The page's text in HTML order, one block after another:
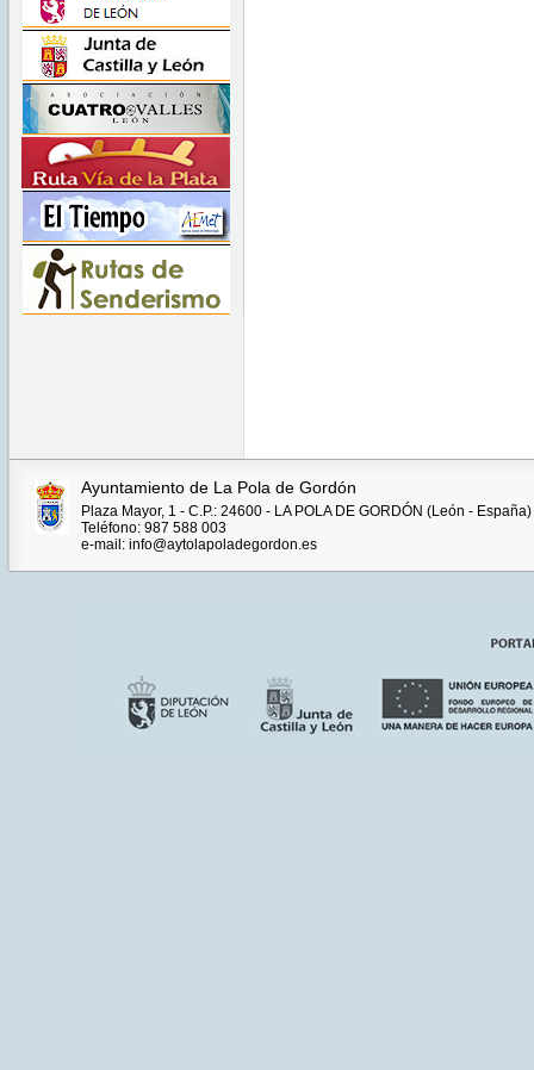
Ayuntamiento de La Pola de Gordón
Plaza Mayor, 1 - C.P.: 24600 - LA POLA DE GORDÓN (León - España)
Teléfono: 987 588 003
e-mail: info@aytolapoladegordon.es